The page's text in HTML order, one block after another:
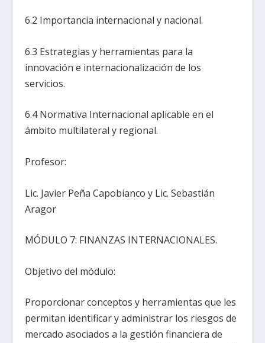
6.2 Importancia internacional y nacional.
6.3 Estrategias y herramientas para la
innovación e internacionalización de los
servicios.
6.4 Normativa Internacional aplicable en el
ámbito multilateral y regional.
Profesor:
Lic. Javier Peña Capobianco y Lic. Sebastián
Aragor
MÓDULO 7: FINANZAS INTERNACIONALES.
Objetivo del módulo:
Proporcionar conceptos y herramientas que les
permitan identificar y administrar los riesgos de
mercado asociados a la gestión financiera de